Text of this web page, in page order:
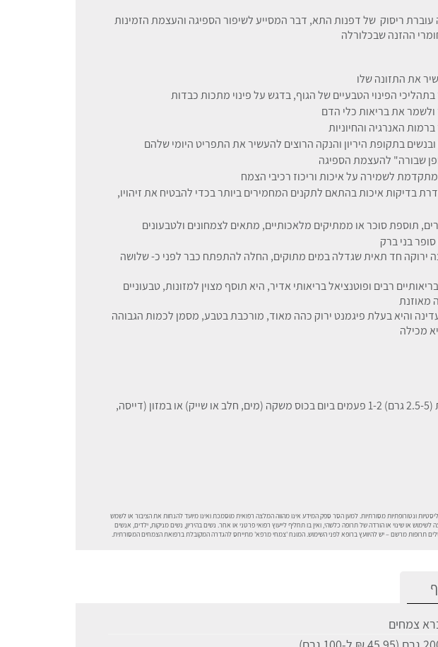
עוברת ריסוק של דפנות התא, דבר המסייע לשיפור הספיגה והעצמת הזמינות
ההזנה שבכלורלה
את התזונה שלו
הפינוי הטבעיים של הגוף, בדגש על פינוי מתכות כבדות
את בריאות כלי הדם
האנרגיה והחיוניות
ובנשים בתקופת היריון והנקה הרוצים להעשיר את התפריט היומי שלהם
שבורה" להעצמת הספיגה
מתקדמת לשמירה על איכות וריכוז רכיבי הצמח
בדיקות איכות בהתאם לתקנים המחמירים ביותר בכדי להבטיח את זיהויו,
תוספת סוכר או ממתיקים מלאכותיים, מתאים לצמחונים ולטבעונים
בני ברק
ירוקה חד תאית שגדלה במים מתוקים, החלה להתפתח כבר לפני כ- שלושה
רבים ופוטנציאל בריאותי אדיר, היא תוסף מצוין למזונות, טבעוניים
מאוזנת
והיא בעלת פיגמנט ירוק כהה מאוד, מורכבת בטבע, מסמן לכמות הגבוהה
מכילה
לערבב 0.5-1 כפית (2.5-5 גרם) 1-2 פעמים ביום בכוס משקה (מים, חלב או שייק) או במזון (דייסה,
ונטורופתיות מסורתיות. למען הסר ספק המידע אינו מהווה המלצה רפואית מוסמכת ואינו מיועד להנחות את הציבור או לשמש
או שינוי או הורדה של תרופה כלשהי, ואין בו תחליף לייעוץ רפואי פרטני או אחר. נשים בהיריון, נשים מניקות, ילדים, אנשים
תרופות מרשם – יש להיוועץ ברופא לפני השימוש. המונח 'צמחי מרפא' מתייחס להגדרה המקובלת ברפואת הצמחים המסורתית.
צמחים